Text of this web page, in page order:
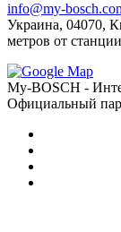
info@my-
Украина, 04070,
метров от
My-BOSCH -
Официальный